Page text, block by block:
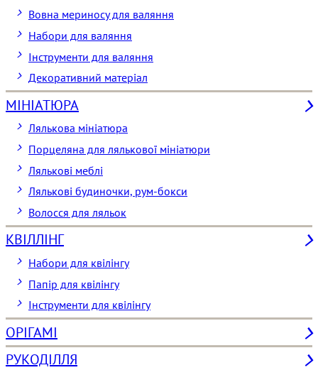
Вовна мериносу для валяння
Набори для валяння
Інструменти для валяння
Декоративний матеріал
МІНІАТЮРА
Лялькова мініатюра
Порцеляна для лялькової мініатюри
Лялькові меблі
Лялькові будиночки, рум-бокси
Волосся для ляльок
КВІЛЛІНГ
Набори для квілінгу
Папір для квілінгу
Інструменти для квілінгу
ОРІГАМІ
РУКОДІЛЛЯ